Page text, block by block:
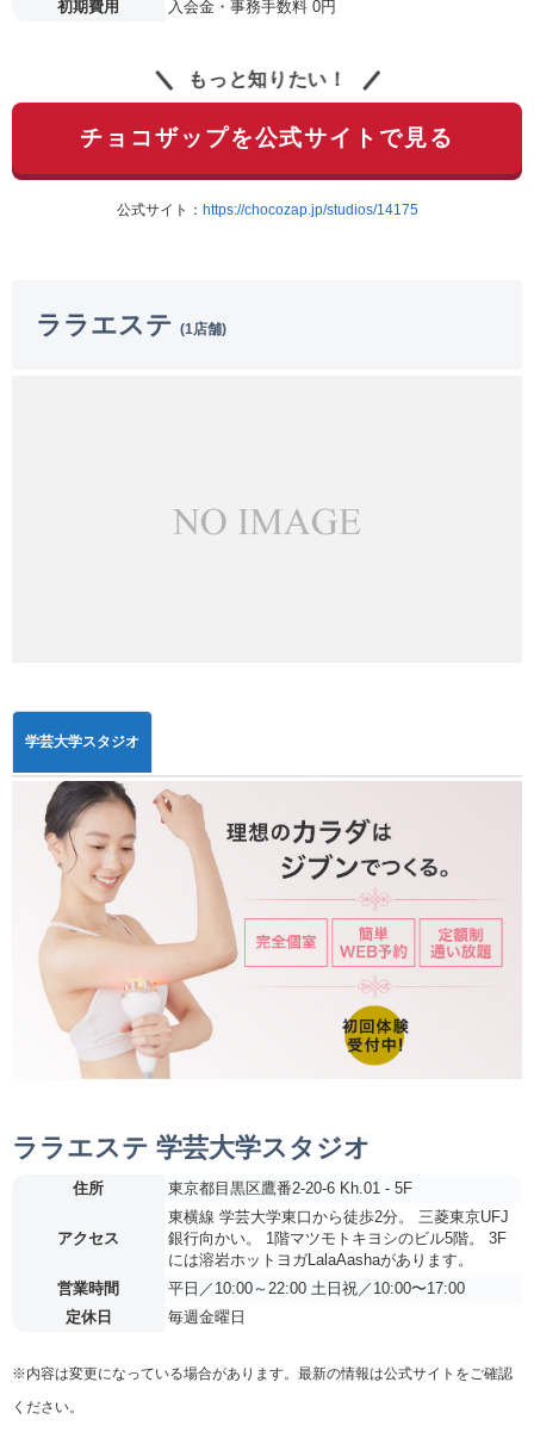
初期費用 入会金・事務手数料 0円
もっと知りたい！
チョコザップを公式サイトで見る
公式サイト： https://chocozap.jp/studios/14175
ララエステ (1店舗)
学芸大学スタジオ
ララエステ 学芸大学スタジオ
住所 東京都目黒区鷹番2-20-6 Kh.01 - 5F
アクセス
東横線 学芸大学東口から徒歩2分。 三菱東京UFJ
銀行向かい。 1階マツモトキヨシのビル5階。 3F
には溶岩ホットヨガLalaAashaがあります。
営業時間
平日／10:00～22:00 土日祝／10:00〜17:00
定休日
毎週金曜日
※内容は変更になっている場合があります。最新の情報は公式サイトをご確認
ください。